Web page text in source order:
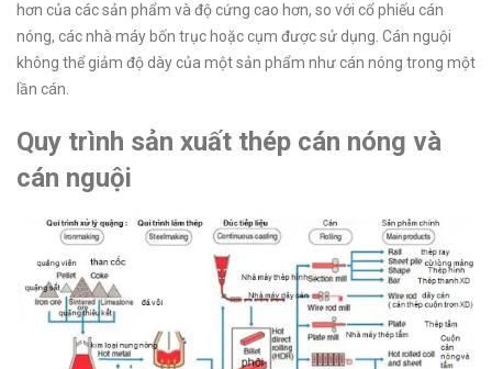
hơn của các sản phẩm và độ cứng cao hơn, so với cổ phiếu cán
nóng, các nhà máy bốn trục hoặc cụm được sử dụng. Cán nguội
không thể giảm độ dày của một sản phẩm như cán nóng trong một
lần cán.
Quy trình sản xuất thép cán nóng và
cán nguội